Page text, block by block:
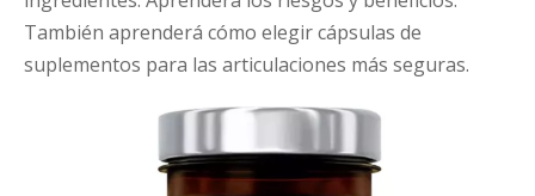
También aprenderá cómo elegir cápsulas de
suplementos para las articulaciones más seguras.